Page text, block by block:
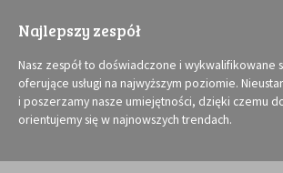
Najlepszy zespół
Nasz zespół to doświadczone i wykwalifikowane
oferujące usługi na najwyższym poziomie.
i poszerzamy nasze umiejętności, dzięki czemu
orientujemy się w najnowszych trendach.